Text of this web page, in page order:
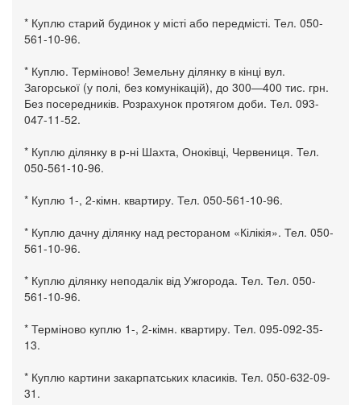
* Куплю старий будинок у місті або передмісті. Тел. 050-
561-10-96.
* Куплю. Терміново! Земельну ділянку в кінці вул.
Загорської (у полі, без комунікацій), до 300—400 тис. грн.
Без посередників. Розрахунок протягом доби. Тел. 093-
047-11-52.
* Куплю ділянку в р-ні Шахта, Оноківці, Червениця. Тел.
050-561-10-96.
* Куплю 1-, 2-кімн. квартиру. Тел. 050-561-10-96.
* Куплю дачну ділянку над рестораном «Кілікія». Тел. 050-
561-10-96.
* Куплю ділянку неподалік від Ужгорода. Тел. Тел. 050-
561-10-96.
* Терміново куплю 1-, 2-кімн. квартиру. Тел. 095-092-35-
13.
* Куплю картини закарпатських класиків. Тел. 050-632-09-
31.